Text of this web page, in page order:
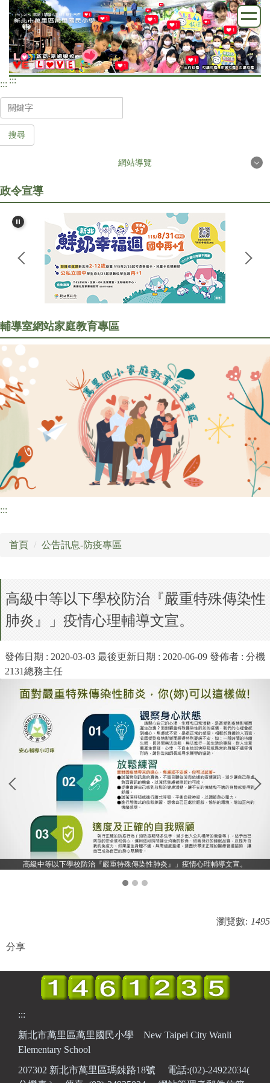
跳
到
主
要
內
容
區
:::
:::
搜尋
網站導覽
學校簡介
行政處室
訊息公告
研習訊息
圖書資訊
校園食材登錄平臺
檔案下載
打詐專區
校外人士協助教學或活動專區
公職人員利益衝突迴避專區
政令宣導
輔導室網站家庭教育專區
:::
首頁 公告訊息-防疫專區
高級中等以下學校防治『嚴重特殊傳染性
肺炎』」疫情心理輔導文宣。
發佈日期 : 2020-03-03 最後更新日期 : 2020-06-09 發佈者 : 分機
2131總務主任
高級中等以下學校防治『嚴重特殊傳染性肺炎』」疫情心理輔導文宣。
瀏覽數: 1495
分享
:::
新北市萬里區萬里國民小學 New Taipei City Wanli
Elementary School
207302 新北市萬里區瑪鋉路18號 電話:(02)-24922034(